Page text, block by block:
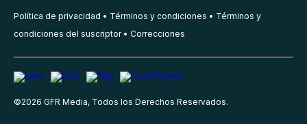
Política de privacidad Términos y condiciones
Términos y
condiciones del suscriptor
Correcciones
©2026 GFR Media, Todos los Derechos Reservados.